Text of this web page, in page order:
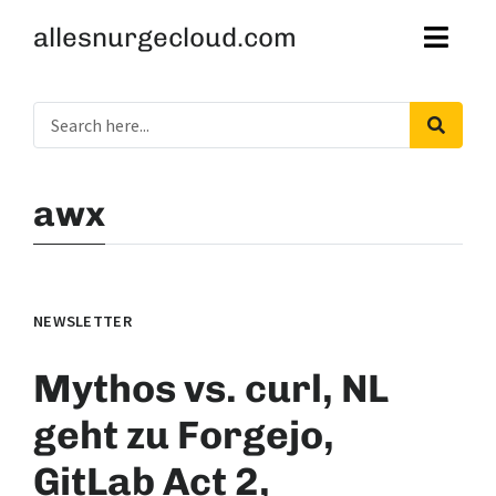
allesnurgecloud.com
awx
NEWSLETTER
Mythos vs. curl, NL
geht zu Forgejo,
GitLab Act 2,